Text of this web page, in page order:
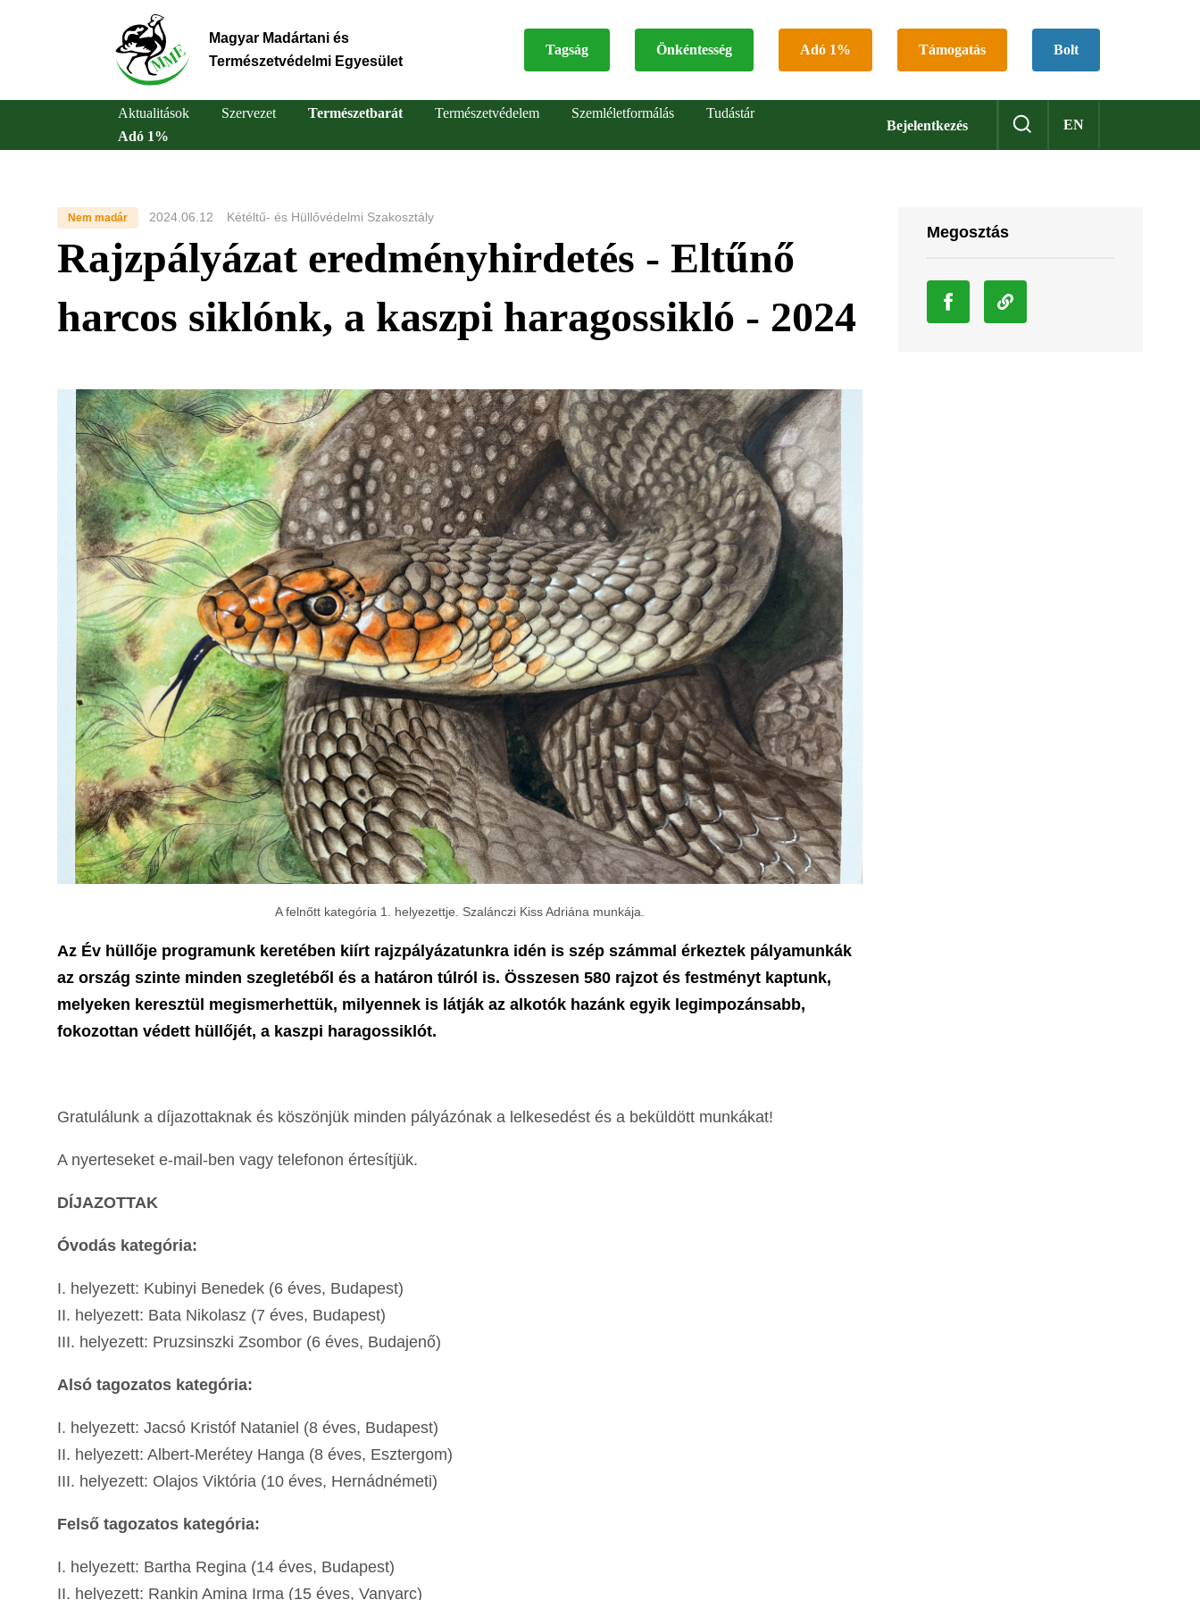
Magyar Madártani és
Természetvédelmi Egyesület
Top
Tagság Önkéntesség Adó 1% Támogatás Bolt
Bejelentkezés EN
Main
navigation
Aktualitások Szervezet Természetbarát Természetvédelem Szemléletformálás
Tudástár
Adó 1%
Nem madár 2024.06.12 Kétéltű- és Hüllővédelmi Szakosztály
Rajzpályázat eredményhirdetés - Eltűnő
harcos siklónk, a kaszpi haragossikló - 2024
A felnőtt kategória 1. helyezettje. Szalánczi Kiss Adriána munkája.
Az Év hüllője programunk keretében kiírt rajzpályázatunkra idén is szép számmal érkeztek pályamunkák
az ország szinte minden szegletéből és a határon túlról is. Összesen 580 rajzot és festményt kaptunk,
melyeken keresztül megismerhettük, milyennek is látják az alkotók hazánk egyik legimpozánsabb,
fokozottan védett hüllőjét, a kaszpi haragossiklót.
Gratulálunk a díjazottaknak és köszönjük minden pályázónak a lelkesedést és a beküldött munkákat!
A nyerteseket e-mail-ben vagy telefonon értesítjük.
DÍJAZOTTAK
Óvodás kategória:
I. helyezett: Kubinyi Benedek (6 éves, Budapest)
II. helyezett: Bata Nikolasz (7 éves, Budapest)
III. helyezett: Pruzsinszki Zsombor (6 éves, Budajenő)
Alsó tagozatos kategória:
I. helyezett: Jacsó Kristóf Nataniel (8 éves, Budapest)
II. helyezett: Albert-Merétey Hanga (8 éves, Esztergom)
III. helyezett: Olajos Viktória (10 éves, Hernádnémeti)
Felső tagozatos kategória:
I. helyezett: Bartha Regina (14 éves, Budapest)
II. helyezett: Rankin Amina Irma (15 éves, Vanyarc)
Megosztás